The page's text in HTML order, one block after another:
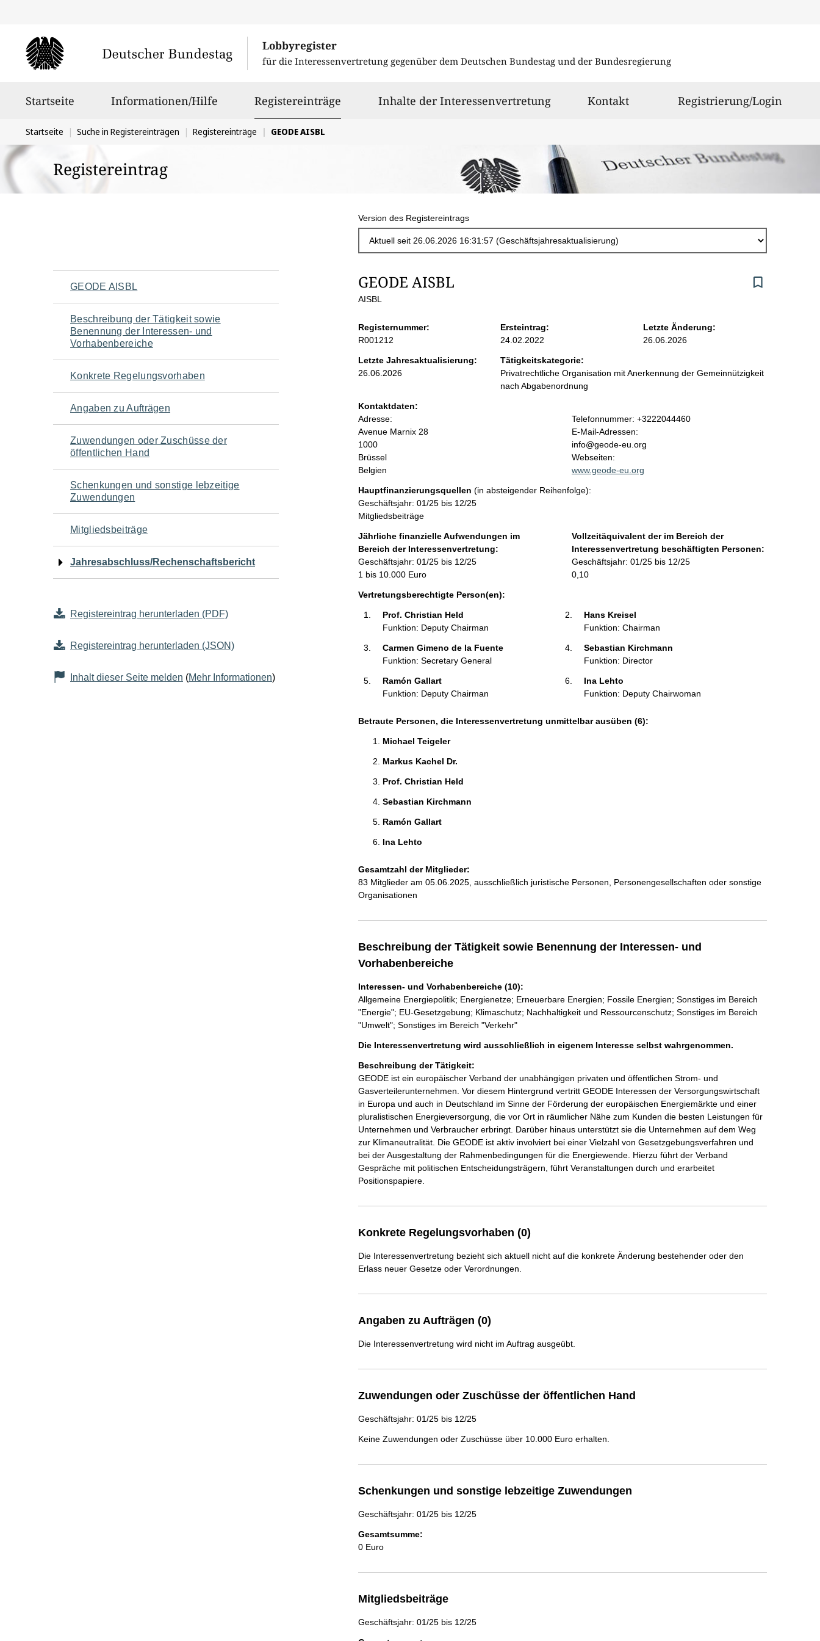
Lobbyregister
für die Interessenvertretung gegenüber dem Deutschen Bundestag und der Bundesregierung
Startseite Informationen/Hilfe Registereinträge ausgewähltInhalte der Interessenvertretung Kontakt Registrierung/Login
Sie
befinden
sich
hier:
Startseite Suche in Registereinträgen Registereinträge GEODE AISBL
Registereintrag
Version des Registereintrags
Navigation
für
den
Seiteninhalt
GEODE AISBL
Beschreibung der Tätigkeit sowie
Benennung der Interessen- und
Vorhabenbereiche
Konkrete Regelungsvorhaben
Angaben zu Aufträgen
Zuwendungen oder Zuschüsse der
öffentlichen Hand
Schenkungen und sonstige lebzeitige
Zuwendungen
Mitgliedsbeiträge
Jahresabschluss/Rechenschaftsbericht
Registereintrag herunterladen (PDF)
Registereintrag herunterladen (JSON)
Inhalt dieser Seite melden (Mehr Informationen)
S
i
t
e
n
i
n
h
a
l
t
GEODE AISBL
AISBL
Registernummer:
R001212
Ersteintrag:
24.02.2022
Letzte Änderung:
26.06.2026
Letzte Jahresaktualisierung:
26.06.2026
Tätigkeitskategorie:
Privatrechtliche Organisation mit Anerkennung der Gemeinnützigkeit
nach Abgabenordnung
Kontaktdaten:
Adresse:
Avenue Marnix 28
1000
Brüssel
Belgien
K
o
n
t
a
t
f
o
r
m
e
Telefonnummer: +3222044460
E-Mail-Adressen:
info@geode-eu.org
Webseiten:
www.geode-eu.org
Hauptfinanzierungsquellen (in absteigender Reihenfolge):
Geschäftsjahr: 01/25 bis 12/25
Mitgliedsbeiträge
Jährliche finanzielle Aufwendungen im
Bereich der Interessenvertretung:
Geschäftsjahr: 01/25 bis 12/25
1 bis 10.000 Euro
Vollzeitäquivalent der im Bereich der
Interessenvertretung beschäftigten Personen:
Geschäftsjahr: 01/25 bis 12/25
0,10
Vertretungsberechtigte Person(en):
Prof. Christian Held
Funktion: Deputy Chairman
Hans Kreisel
Funktion: Chairman
Carmen Gimeno de la Fuente
Funktion: Secretary General
Sebastian Kirchmann
Funktion: Director
Ramón Gallart
Funktion: Deputy Chairman
Ina Lehto
Funktion: Deputy Chairwoman
Betraute Personen, die Interessenvertretung unmittelbar ausüben (6):
Michael Teigeler
Markus Kachel Dr.
Prof. Christian Held
Sebastian Kirchmann
Ramón Gallart
Ina Lehto
Gesamtzahl der Mitglieder:
83 Mitglieder am 05.06.2025, ausschließlich juristische Personen, Personengesellschaften oder sonstige
Organisationen
Beschreibung der Tätigkeit sowie Benennung der Interessen- und
Vorhabenbereiche
Interessen- und Vorhabenbereiche (10):
Allgemeine Energiepolitik; Energienetze; Erneuerbare Energien; Fossile Energien; Sonstiges im Bereich
"Energie"; EU-Gesetzgebung; Klimaschutz; Nachhaltigkeit und Ressourcenschutz; Sonstiges im Bereich
"Umwelt"; Sonstiges im Bereich "Verkehr"
Die Interessenvertretung wird ausschließlich in eigenem Interesse selbst wahrgenommen.
Beschreibung der Tätigkeit:
GEODE ist ein europäischer Verband der unabhängigen privaten und öffentlichen Strom- und
Gasverteilerunternehmen. Vor diesem Hintergrund vertritt GEODE Interessen der Versorgungswirtschaft
in Europa und auch in Deutschland im Sinne der Förderung der europäischen Energiemärkte und einer
pluralistischen Energieversorgung, die vor Ort in räumlicher Nähe zum Kunden die besten Leistungen für
Unternehmen und Verbraucher erbringt. Darüber hinaus unterstützt sie die Unternehmen auf dem Weg
zur Klimaneutralität. Die GEODE ist aktiv involviert bei einer Vielzahl von Gesetzgebungsverfahren und
bei der Ausgestaltung der Rahmenbedingungen für die Energiewende. Hierzu führt der Verband
Gespräche mit politischen Entscheidungsträgern, führt Veranstaltungen durch und erarbeitet
Konkrete Regelungsvorhaben (0)
Die Interessenvertretung bezieht sich aktuell nicht auf die konkrete Änderung bestehender oder den
Erlass neuer Gesetze oder Verordnungen.
Angaben zu Aufträgen (0)
Die Interessenvertretung wird nicht im Auftrag ausgeübt.
Zuwendungen oder Zuschüsse der öffentlichen Hand
Geschäftsjahr: 01/25 bis 12/25
Keine Zuwendungen oder Zuschüsse über 10.000 Euro erhalten.
Schenkungen und sonstige lebzeitige Zuwendungen
Geschäftsjahr: 01/25 bis 12/25
Gesamtsumme:
0 Euro
Mitgliedsbeiträge
Geschäftsjahr: 01/25 bis 12/25